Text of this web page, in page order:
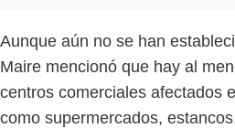
Aunque aún no se han
Maire mencionó que hay al
centros comerciales afectados
como supermercados,